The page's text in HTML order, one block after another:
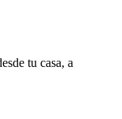
tu casa, a